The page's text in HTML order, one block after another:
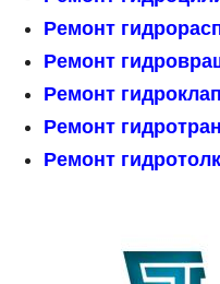
Ремонт
Ремонт
Ремонт
Ремонт
Ремонт